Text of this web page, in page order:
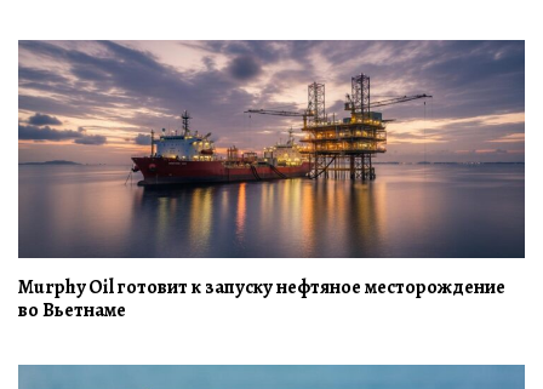
Murphy Oil готовит к запуску нефтяное месторождение
во Вьетнаме